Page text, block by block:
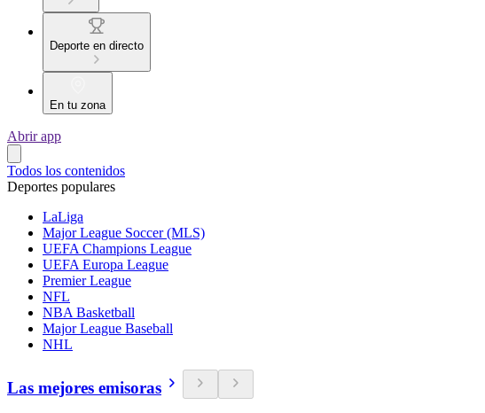
Deporte en directo
En tu zona
Abrir app
Todos los contenidos
Deportes populares
LaLiga
Major League Soccer (MLS)
UEFA Champions League
UEFA Europa League
Premier League
NFL
NBA Basketball
Major League Baseball
NHL
Las mejores emisoras